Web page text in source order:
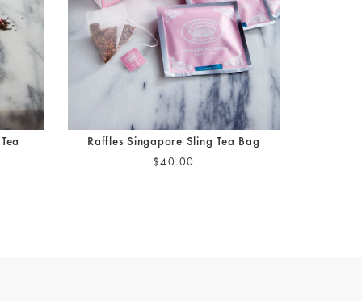
Raffles Singapore Sling Tea Bag
$40.00